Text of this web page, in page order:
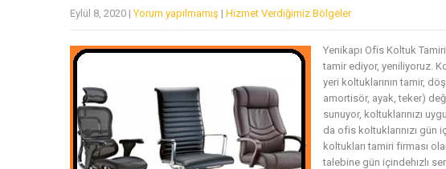
Eylül 8, 2020 |Yorum yapılmamış | Hizmet Verdiğimiz Bölgeler
Yenikapı Ofis Koltuk
tamir ediyor, yeniliyoruz.
yeri koltuklarının tamir,
amortisör, ayak, teker)
sunuyor, koltuklarınızı
da ofis koltuklarınızı gün
koltukları tamiri firması
talebine gün içindehızlı